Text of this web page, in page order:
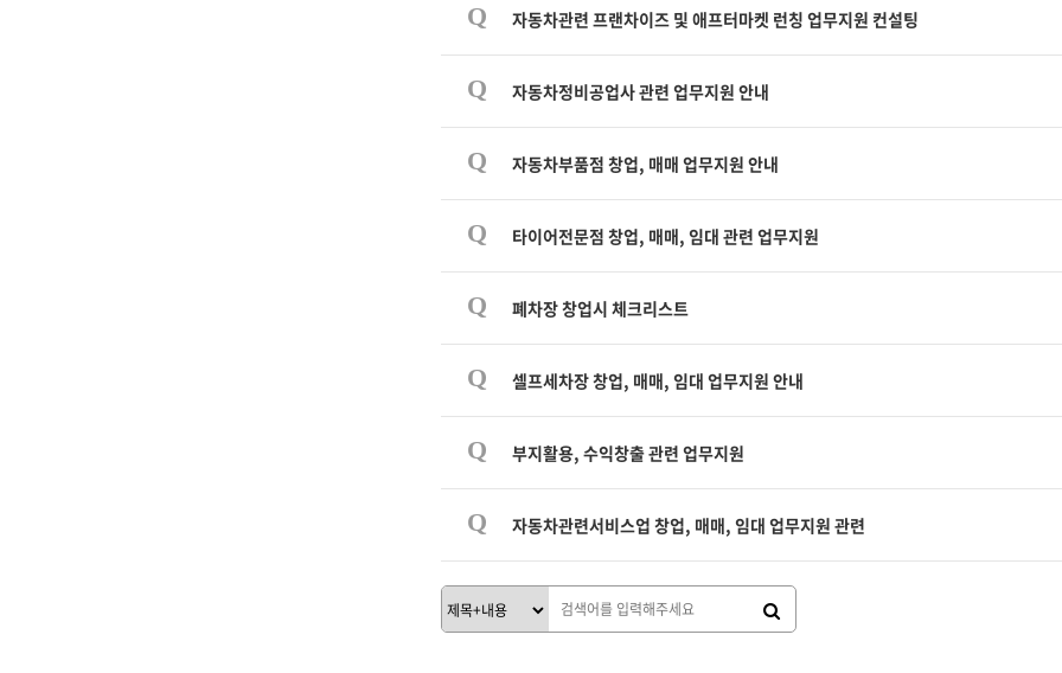
Q 자동차관련 프랜차이즈 및 애프터마켓 런칭 업무지원 컨설팅
Q 자동차정비공업사 관련 업무지원 안내
Q 자동차부품점 창업, 매매 업무지원 안내
Q 타이어전문점 창업, 매매, 임대 관련 업무지원
Q 폐차장 창업시 체크리스트
Q 셀프세차장 창업, 매매, 임대 업무지원 안내
Q 부지활용, 수익창출 관련 업무지원
Q 자동차관련서비스업 창업, 매매, 임대 업무지원 관련